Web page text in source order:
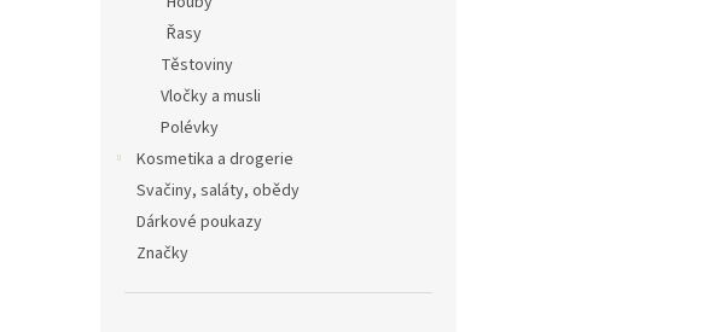
Řasy
Těstoviny
Vločky a musli
Polévky
Kosmetika a drogerie
Svačiny, saláty, obědy
Dárkové poukazy
Značky